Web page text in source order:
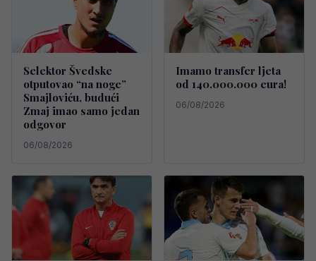
Selektor Švedske
otputovao “na noge”
Smajloviću, budući
Zmaj imao samo jedan
odgovor
06/08/2026
Imamo transfer ljeta
od 140.000.000 eura!
06/08/2026